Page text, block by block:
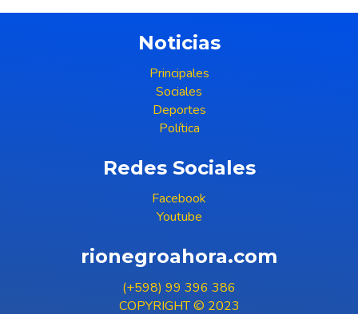
Noticias
Principales
Sociales
Deportes
Política
Redes Sociales
Facebook
Youtube
rionegroahora.com
(+598) 99 396 386
COPYRIGHT © 2023